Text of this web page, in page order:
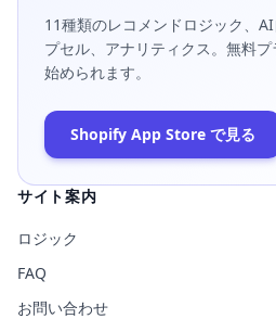
11種類のレコメンドロジック、
プセル、アナリティクス。無料
始められます。
Shopify App Store で見る
サイト案内
ロジック
FAQ
お問い合わせ